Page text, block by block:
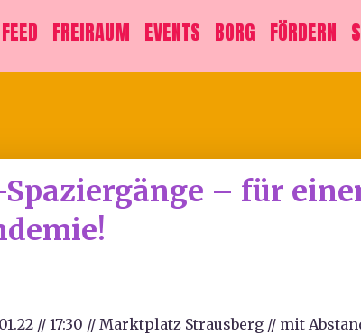
FEED FREIRAUM EVENTS BORG FÖRDERN
– für
// 17:30 // Marktplatz Strausberg // mit